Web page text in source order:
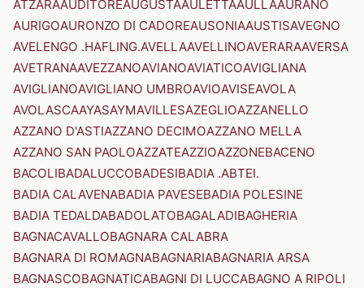
ATZARAAUDITOREAUGUSTAAULETTAAULLAAURANO
AURIGOAURONZO DI CADOREAUSONIAAUSTISAVEGNO
AVELENGO .HAFLING.AVELLAAVELLINOAVERARAAVERSA
AVETRANAAVEZZANOAVIANOAVIATICOAVIGLIANA
AVIGLIANOAVIGLIANO UMBROAVIOAVISEAVOLA
AVOLASCAAYASAYMAVILLESAZEGLIOAZZANELLO
AZZANO D'ASTIAZZANO DECIMOAZZANO MELLA
AZZANO SAN PAOLOAZZATEAZZIOAZZONEBACENO
BACOLIBADALUCCOBADESIBADIA .ABTEI.
BADIA CALAVENABADIA PAVESEBADIA POLESINE
BADIA TEDALDABADOLATOBAGALADIBAGHERIA
BAGNACAVALLOBAGNARA CALABRA
BAGNARA DI ROMAGNABAGNARIABAGNARIA ARSA
BAGNASCOBAGNATICABAGNI DI LUCCABAGNO A RIPOLI